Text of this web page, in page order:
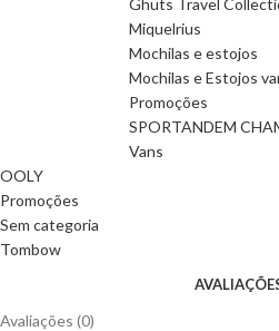
Miquelrius
Mochilas e estojos
Mochilas e Estojos
Promoções
SPORTANDEM
Vans
OOLY
Promoções
Sem categoria
Tombow
Avaliações (0)